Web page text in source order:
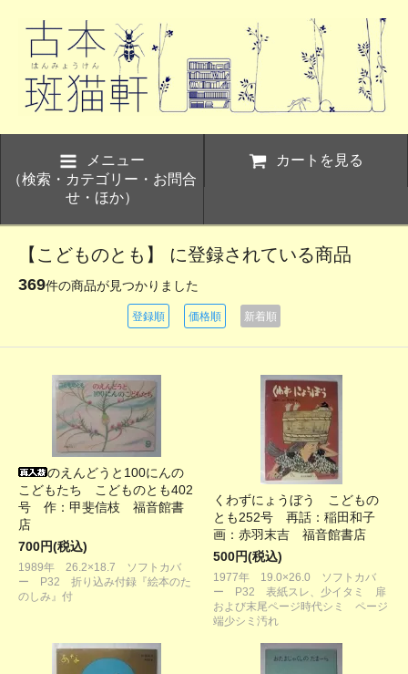
メニュー
（検索・カテゴリー・お問合
せ・ほか）
カートを見る
【こどものとも】 に登録されている商品
369件の商品が見つかりました
登録順 価格順 新着順
のえんどうと100にんの
こどもたち こどものとも402
号 作：甲斐信枝 福音館書
店
700円(税込)
1989年 26.2×18.7 ソフトカバ
ー P32 折り込み付録『絵本のた
のしみ』付
くわずにょうぼう こどもの
とも252号 再話：稲田和子
画：赤羽末吉 福音館書店
500円(税込)
1977年 19.0×26.0 ソフトカバ
ー P32 表紙スレ、少イタミ 扉
および末尾ページ時代シミ ページ
端少シミ汚れ